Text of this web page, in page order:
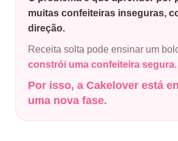
muitas confeiteiras inseguras,
direção.
Receita solta pode ensinar um
constrói uma confeiteira segura.
Por isso, a Cakelover está
uma nova fase.